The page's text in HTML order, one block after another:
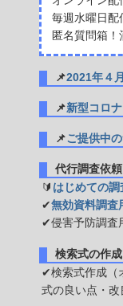
毎週水曜日
匿名質問箱
📌2021年４
📌新型コロ
📌ご提供中
代行調査
🔰 はじめての
✔無効資料調査
✔侵害予防調査
検索式の作
✔検索式作成（
式の良い点・改